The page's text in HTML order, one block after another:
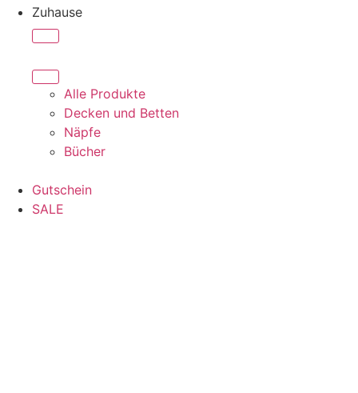
Zuhause
Alle Produkte
Decken und Betten
Näpfe
Bücher
Gutschein
SALE